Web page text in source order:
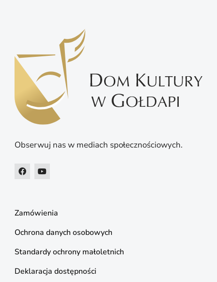
Obserwuj nas w mediach społecznościowych.
Zamówienia
Ochrona danych osobowych
Standardy ochrony małoletnich
Deklaracja dostępności